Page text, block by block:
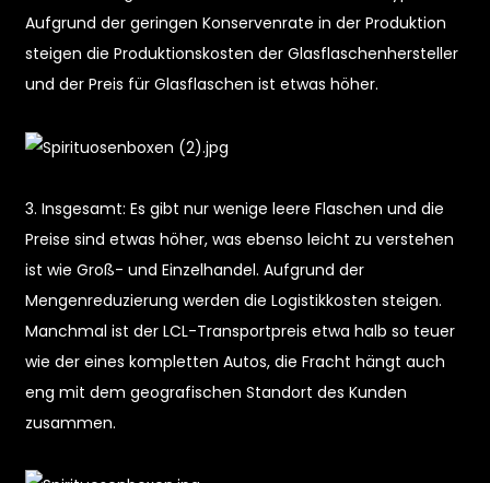
Aufgrund der geringen Konservenrate in der Produktion
steigen die Produktionskosten der Glasflaschenhersteller
und der Preis für Glasflaschen ist etwas höher.
3. Insgesamt: Es gibt nur wenige leere Flaschen und die
Preise sind etwas höher, was ebenso leicht zu verstehen
ist wie Groß- und Einzelhandel. Aufgrund der
Mengenreduzierung werden die Logistikkosten steigen.
Manchmal ist der LCL-Transportpreis etwa halb so teuer
wie der eines kompletten Autos, die Fracht hängt auch
eng mit dem geografischen Standort des Kunden
zusammen.